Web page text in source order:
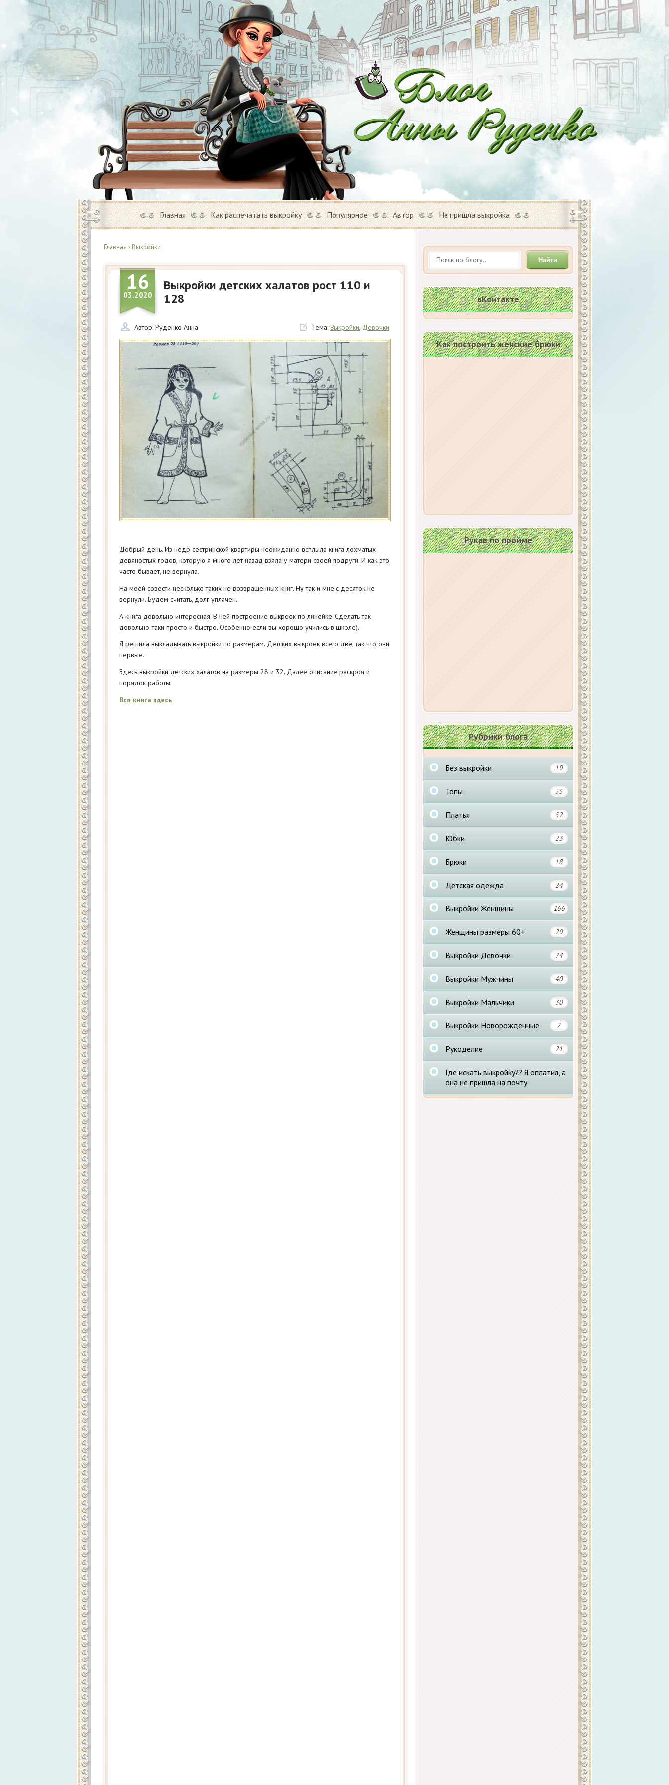
Главная Как распечатать выкройку Популярное Автор Не пришла выкройка
Главная › Выкройки
16
03.2020
Выкройки детских халатов рост 110 и
128
Автор: Руденко Анна Тема: Выкройки, Девочки
Добрый день. Из недр сестринской квартиры неожиданно всплыла книга лохматых
девяностых годов, которую я много лет назад взяла у матери своей подруги. И как это
часто бывает, не вернула.
На моей совести несколько таких не возвращенных книг. Ну так и мне с десяток не
вернули. Будем считать, долг уплачен.
А книга довольно интересная. В ней построение выкроек по линейке. Сделать так
довольно-таки просто и быстро. Особенно если вы хорошо учились в школе).
Я решила выкладывать выкройки по размерам. Детских выкроек всего две, так что они
первые.
Здесь выкройки детских халатов на размеры 28 и 32. Далее описание раскроя и
порядок работы.
Вся книга здесь
Найти
вКонтакте
Как построить женские брюки
Рукав по пройме
Рубрики блога
Без выкройки 19
Топы 55
Платья 52
Юбки 23
Брюки 18
Детская одежда 24
Выкройки Женщины 166
Женщины размеры 60+ 29
Выкройки Девочки 74
Выкройки Мужчины 40
Выкройки Мальчики 30
Выкройки Новорожденные 7
Рукоделие 21
Где искать выкройку?? Я оплатил, а
она не пришла на почту